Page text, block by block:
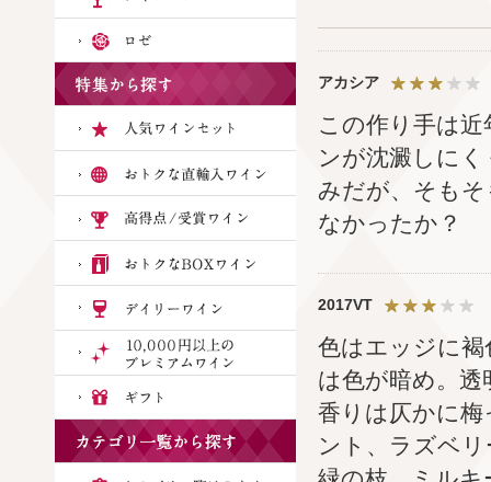
アカシア
この作り手は
ンが沈澱しに
みだが、そも
なかったか？
2017VT
色はエッジに
は色が暗め。
香りは仄かに
ント、ラズベリ